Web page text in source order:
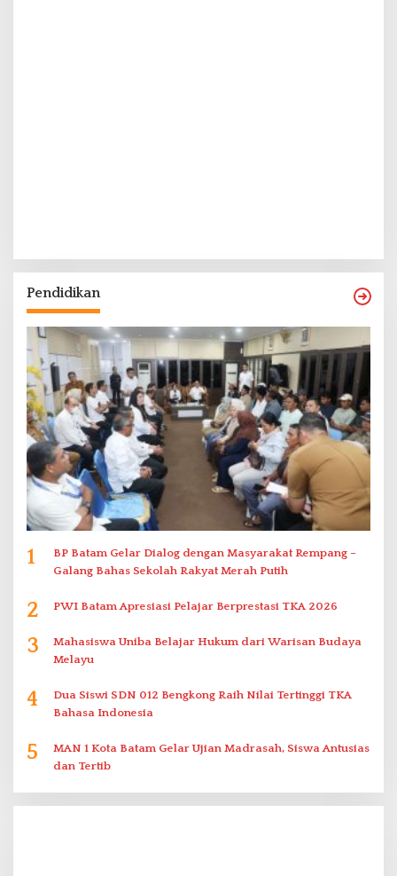
Pendidikan
1
BP Batam Gelar Dialog dengan Masyarakat Rempang –
Galang Bahas Sekolah Rakyat Merah Putih
2 PWI Batam Apresiasi Pelajar Berprestasi TKA 2026
3
Mahasiswa Uniba Belajar Hukum dari Warisan Budaya
Melayu
4
Dua Siswi SDN 012 Bengkong Raih Nilai Tertinggi TKA
Bahasa Indonesia
5
MAN 1 Kota Batam Gelar Ujian Madrasah, Siswa Antusias
dan Tertib